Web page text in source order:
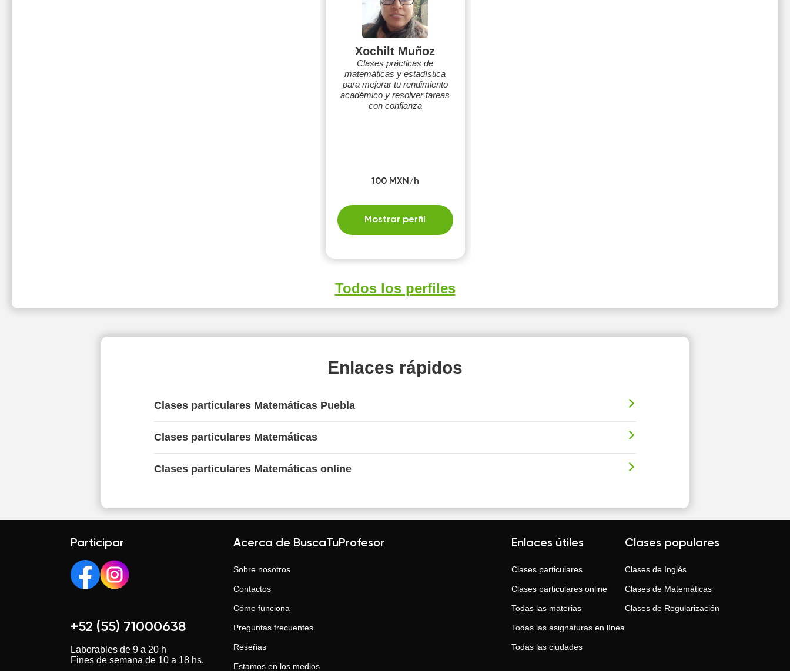
Xochilt Muñoz
Clases prácticas de
matemáticas y estadística
para mejorar tu rendimiento
académico y resolver tareas
con confianza
100 MXN/h
Mostrar perfil
Todos los perfiles
Enlaces rápidos
Clases particulares Matemáticas Puebla
Clases particulares Matemáticas
Clases particulares Matemáticas online
Participar
+52 (55) 71000638
Laborables de 9 a 20 h
Fines de semana de 10 a 18 hs.
Acerca de BuscaTuProfesor
Sobre nosotros
Contactos
Cómo funciona
Preguntas frecuentes
Reseñas
Estamos en los medios
Enlaces útiles
Clases particulares
Clases particulares online
Todas las materias
Todas las asignaturas en línea
Todas las ciudades
Clases populares
Clases de Inglés
Clases de Matemáticas
Clases de Regularización